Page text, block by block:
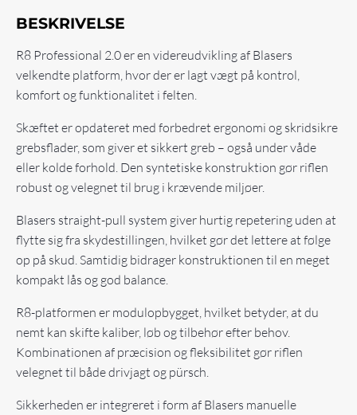
BESKRIVELSE
R8 Professional 2.0 er en videreudvikling af Blasers
velkendte platform, hvor der er lagt vægt på kontrol,
komfort og funktionalitet i felten.
Skæftet er opdateret med forbedret ergonomi og skridsikre
grebsflader, som giver et sikkert greb – også under våde
eller kolde forhold. Den syntetiske konstruktion gør riflen
robust og velegnet til brug i krævende miljøer.
Blasers straight-pull system giver hurtig repetering uden at
flytte sig fra skydestillingen, hvilket gør det lettere at følge
op på skud. Samtidig bidrager konstruktionen til en meget
kompakt lås og god balance.
R8-platformen er modulopbygget, hvilket betyder, at du
nemt kan skifte kaliber, løb og tilbehør efter behov.
Kombinationen af præcision og fleksibilitet gør riflen
velegnet til både drivjagt og pürsch.
Sikkerheden er integreret i form af Blasers manuelle